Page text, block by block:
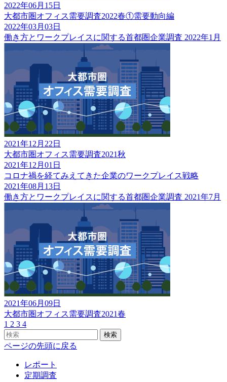
2022年06月15日
大都市圏オフィス需要調査2022春①需要動向編
2022年03月03日
働き方とワークプレイスに関する首都圏企業調査 2022年1月
2021年12月22日
大都市圏オフィス需要調査2021秋
2021年12月01日
コロナ禍を経てみえてきた企業のワークプレイス戦略
2021年08月13日
働き方とワークプレイスに関する首都圏企業調査 2021年7月
2021年06月09日
大都市圏オフィス需要調査2021春
1 2 3 4
検索
ページの先頭に戻る
レポート
定期調査